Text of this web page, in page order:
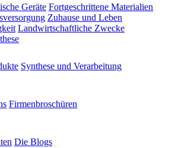
Geräte Fortgeschrittene Materialien
Zuhause und Leben
Landwirtschaftliche Zwecke
Synthese und Verarbeitung
Firmenbroschüren
Die Blogs